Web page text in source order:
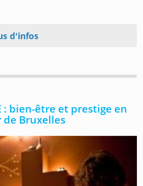
d'infos
: bien-être et prestige en
Bruxelles